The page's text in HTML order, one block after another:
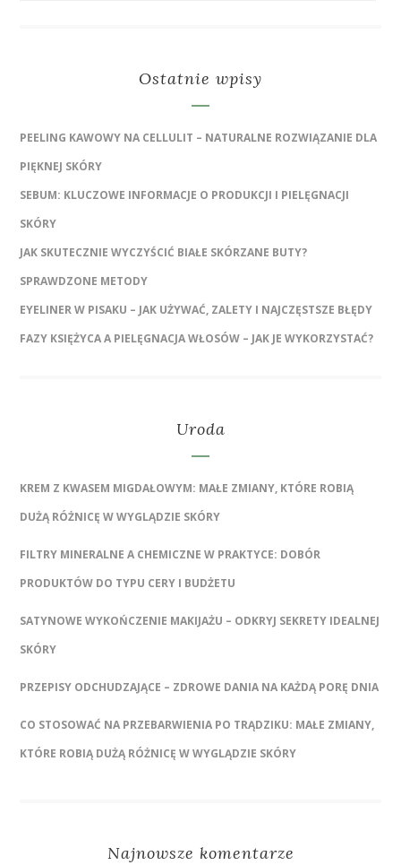
Ostatnie wpisy
PEELING KAWOWY NA CELLULIT – NATURALNE ROZWIĄZANIE DLA
PIĘKNEJ SKÓRY
SEBUM: KLUCZOWE INFORMACJE O PRODUKCJI I PIELĘGNACJI
SKÓRY
JAK SKUTECZNIE WYCZYŚCIĆ BIAŁE SKÓRZANE BUTY?
SPRAWDZONE METODY
EYELINER W PISAKU – JAK UŻYWAĆ, ZALETY I NAJCZĘSTSZE BŁĘDY
FAZY KSIĘŻYCA A PIELĘGNACJA WŁOSÓW – JAK JE WYKORZYSTAĆ?
Uroda
KREM Z KWASEM MIGDAŁOWYM: MAŁE ZMIANY, KTÓRE ROBIĄ
DUŻĄ RÓŻNICĘ W WYGLĄDZIE SKÓRY
FILTRY MINERALNE A CHEMICZNE W PRAKTYCE: DOBÓR
PRODUKTÓW DO TYPU CERY I BUDŻETU
SATYNOWE WYKOŃCZENIE MAKIJAŻU – ODKRYJ SEKRETY IDEALNEJ
SKÓRY
PRZEPISY ODCHUDZAJĄCE – ZDROWE DANIA NA KAŻDĄ PORĘ DNIA
CO STOSOWAĆ NA PRZEBARWIENIA PO TRĄDZIKU: MAŁE ZMIANY,
KTÓRE ROBIĄ DUŻĄ RÓŻNICĘ W WYGLĄDZIE SKÓRY
Najnowsze komentarze